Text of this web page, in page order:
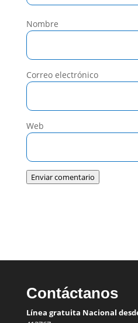
Nombre
Correo electrónico
Web
Enviar comentario
Contáctanos
Línea gratuita Nacional